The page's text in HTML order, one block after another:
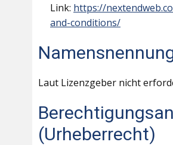
Link: https://
and-conditions/
Laut Lizenzgeber nicht
(Urheberrecht)